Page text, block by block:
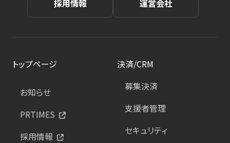
採用情報 運営会社
トップページ
お知らせ
PRTIMES
採用情報
決済/CRM
募集決済
支援者管理
セキュリティ